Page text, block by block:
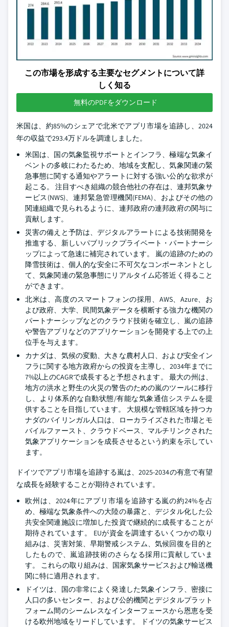
この市場を形成する主要なセグメントについて詳
しく知る
無料のPDFをダウンロード
米国は、約85%のシェアで北米でアプリ市場を追跡し、2024
年の収益で293.4万ドルを調達しました。
米国は、国の気象監視サポートとインフラ、極端な気象イ
ベントの多岐にわたるため、地域を支配し、気象関連の緊
急事態に関する通知やアラートに対する強い公的な欲求が
起こる。 注目すべき組織の競合他社の存在は、連邦気象サ
ービス(NWS)、連邦緊急管理機関(FEMA)、およびその他の
関連組織で見られるように、連邦政府の連邦政府の関与に
貢献します。
災害の備えと予防は、デジタルアラートによる技術開発を
推進する、新しいパブリックプライベート・パートナーシ
ップによって急速に補完されています。 嵐の追跡のための
降雪技術は、個人的な安全に不可欠なコンポーネントとし
て、気象関連の緊急事態にリアルタイム応答近く得ること
ができます。
北米は、高度のスマートフォンの採用、AWS、Azure、お
よび政府、大学、民間気象データを横断する強力な機関の
パートナーシップなどのクラウド技術を確立し、嵐の追跡
や警告アプリなどのアプリケーションを開発する上での上
位手を与えます。
カナダは、気候の変動、大きな農村人口、および安全イン
フラに関する地方政府からの投資を主導し、2034年までに
7%以上のCAGRで成長すると予想されます。 最大の州は、
地方の洪水と野生の火災の警告のための嵐のツールに移行
し、より体系的な自動状態/有能な気象通信システムを提
供することを目指しています。 大規模な管轄区域を持つカ
ナダのバイリンガル人口は、ローカライズされた市場とモ
バイルファースト、クラウドベース、マルチリンクされた
気象アプリケーションを成長させるという約束を示してい
ます。
ドイツでアプリ市場を追跡する嵐は、2025-2034の有意で有望
な成長を経験することが期待されています。
欧州は、2024年にアプリ市場を追跡する嵐の約24%を占
め、極端な気象条件への大陸の暴露と、デジタル化した公
共安全関連施設に増加した投資で継続的に成長することが
期待されています。 EUが資金を調達するいくつかの取り
組みは、災害対策、早期警戒システム、気候回復を目的と
したもので、嵐追跡技術のさらなる採用に貢献していま
す。 これらの取り組みは、国家気象サービスおよび輸送機
関に特に適用されます。
ドイツは、国の非常によく発達した気象インフラ、密接に
人口の多いセンター、および公的機関とデジタルプラット
フォーム間のシームレスなインターフェースから恩恵を受
ける欧州地域をリードしています。 ドイツの気象サービス